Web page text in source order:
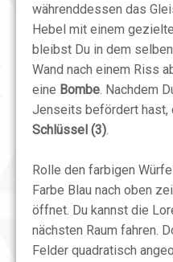
währenddessen das
Hebel mit einem
bleibst Du in dem
Wand nach einem Riss
eine Bombe . Nachdem
Jenseits befördert hast,
Schlüssel (3)
Rolle den farbigen
Farbe Blau nach oben
öffnet. Du kannst die
nächsten Raum fahren.
Felder quadratisch